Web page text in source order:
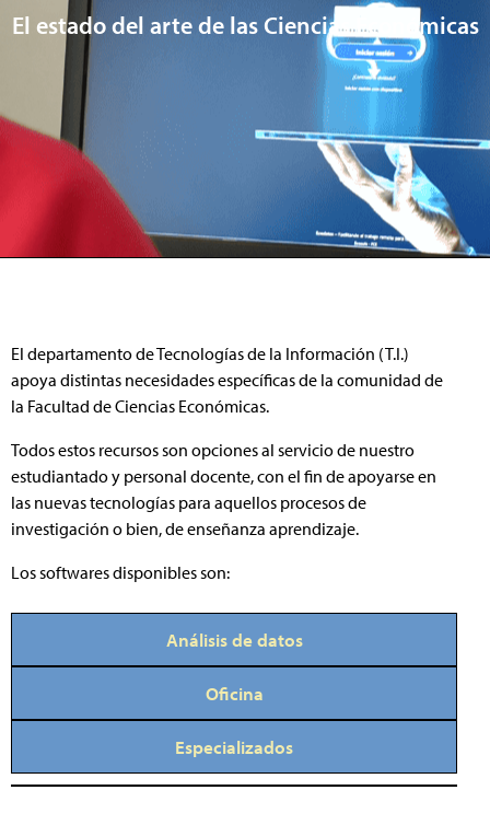
El estado del arte de las Ciencias Económicas
El departamento de Tecnologías de la Información (T.I.)
apoya distintas necesidades específicas de la comunidad de
la Facultad de Ciencias Económicas.
Todos estos recursos son opciones al servicio de nuestro
estudiantado y personal docente, con el fin de apoyarse en
las nuevas tecnologías para aquellos procesos de
investigación o bien, de enseñanza aprendizaje.
Los softwares disponibles son:
Análisis de datos
Oficina
Especializados